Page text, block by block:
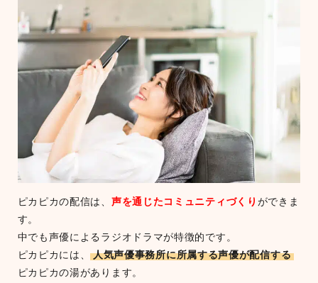
ピカピカの配信は、 声を通じたコミュニティづくり ができま
す。
中でも声優によるラジオドラマが特徴的です。
ピカピカには、 人気声優事務所に所属する声優が配信する
ピカピカの湯があります。